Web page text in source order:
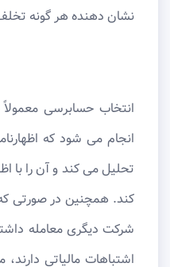
نشان دهنده هر گونه
انتخاب حسابرسی
انجام می شود که
تحلیل می کند و آن را با
کند. همچنین در صورتی
شرکت دیگری معامله
اشتباهات مالیاتی